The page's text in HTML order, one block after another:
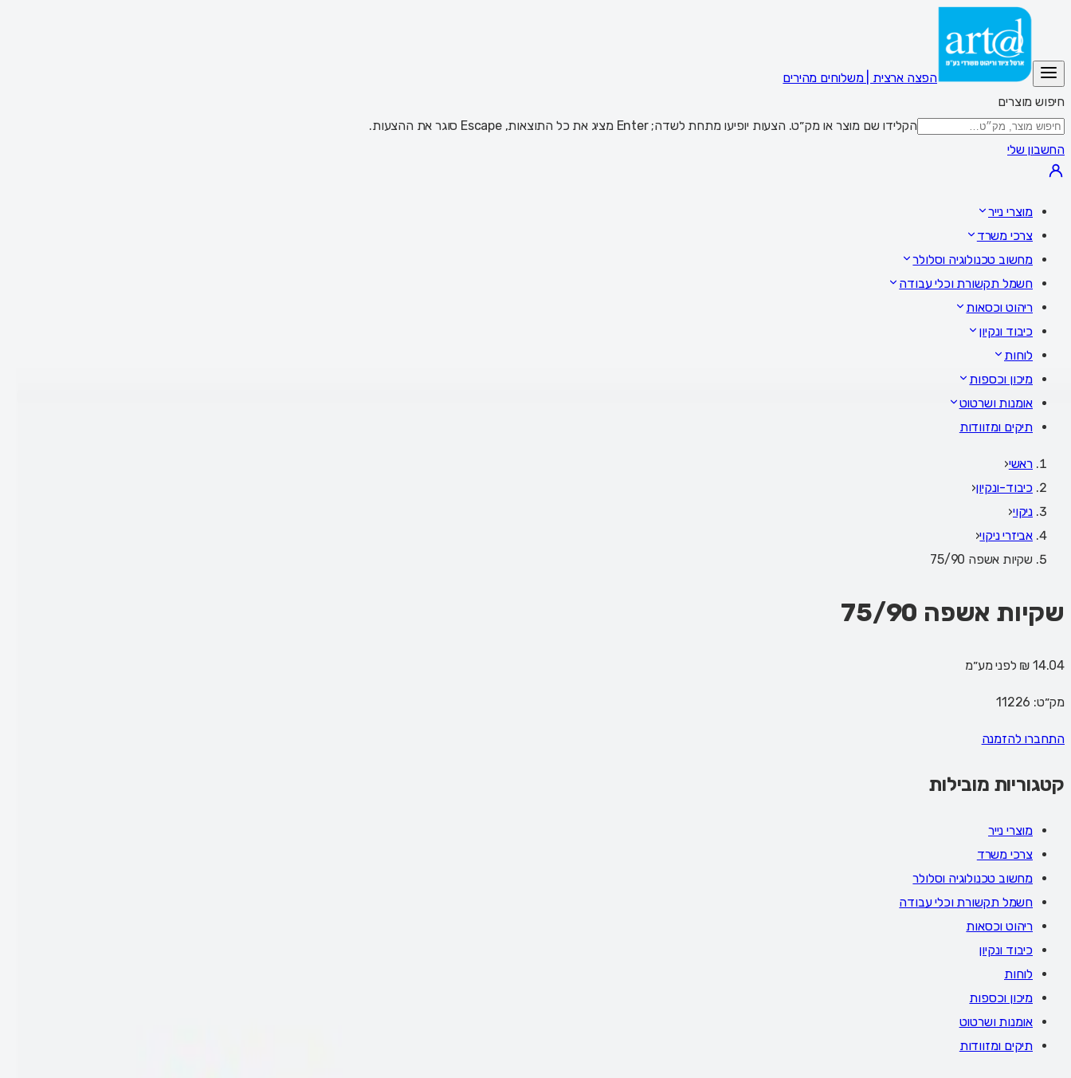
הפצה ארצית | משלוחים מהירים
חיפוש מוצרים
הקלידו שם מוצר או מק״ט. הצעות יופיעו מתחת לשדה; Enter מציג את כל התוצאות, Escape סוגר את ההצעות.
החשבון שלי
מוצרי נייר
צרכי משרד
מחשוב טכנולוגיה וסלולר
חשמל תקשורת וכלי עבודה
ריהוט וכסאות
כיבוד ונקיון
לוחות
מיכון וכספות
אומנות ושרטוט
תיקים ומזוודות
ראשי‹
כיבוד-ונקיון‹
ניקוי‹
אביזרי ניקוי‹
שקיות אשפה 75/90
שקיות אשפה 75/90
14.04 ₪ לפני מע״מ
מק״ט: 11226
התחברו להזמנה
קטגוריות מובילות
מוצרי נייר
צרכי משרד
מחשוב טכנולוגיה וסלולר
חשמל תקשורת וכלי עבודה
ריהוט וכסאות
כיבוד ונקיון
לוחות
מיכון וכספות
אומנות ושרטוט
תיקים ומזוודות